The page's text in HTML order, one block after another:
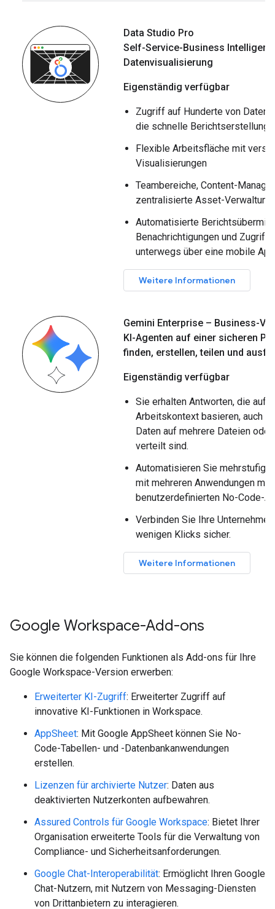
Data Studio Pro
Self-Service-Business
Datenvisualisierung
Eigenständig verfügbar
Zugriff auf Hunderte von
die schnelle Berichtserstellung
Flexible Arbeitsfläche mit
Visualisierungen
Teambereiche, Content-
zentralisierte Asset-Verwaltung
Automatisierte
Benachrichtigungen und Zugriff
unterwegs über eine mobile App
Weitere Informationen
Gemini Enterprise – Business-
KI-Agenten auf einer sicheren
finden, erstellen, teilen und
Eigenständig verfügbar
Sie erhalten Antworten, die auf
Arbeitskontext basieren, auch
Daten auf mehrere Dateien
verteilt sind.
Automatisieren Sie mehrstufige
mit mehreren Anwendungen mit
benutzerdefinierten No-Code-
Verbinden Sie Ihre
wenigen Klicks sicher.
Weitere Informationen
Google Workspace-Add-ons
Sie können die folgenden Funktionen als Add-ons für Ihre
Google Workspace-Version erwerben:
Erweiterter KI-Zugriff: Erweiterter Zugriff auf
innovative KI-Funktionen in Workspace.
AppSheet: Mit Google AppSheet können Sie No-
Code-Tabellen- und -Datenbankanwendungen
erstellen.
Lizenzen für archivierte Nutzer: Daten aus
deaktivierten Nutzerkonten aufbewahren.
Assured Controls für Google Workspace: Bietet Ihrer
Organisation erweiterte Tools für die Verwaltung von
Compliance- und Sicherheitsanforderungen.
Google Chat-Interoperabilität: Ermöglicht Ihren Google
Chat-Nutzern, mit Nutzern von Messaging-Diensten
von Drittanbietern zu interagieren.